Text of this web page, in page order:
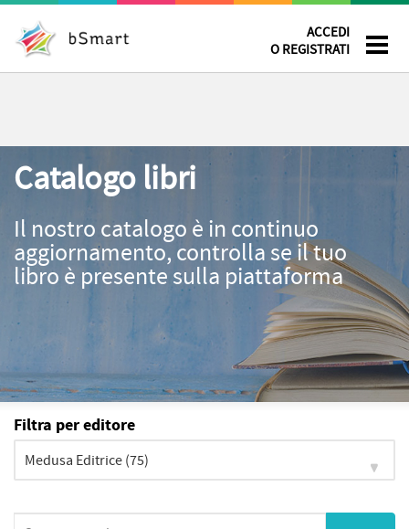
ACCEDI
O REGISTRATI
Catalogo libri
Il nostro catalogo è in continuo
aggiornamento, controlla se il tuo
libro è presente sulla piattaforma
Filtra per editore